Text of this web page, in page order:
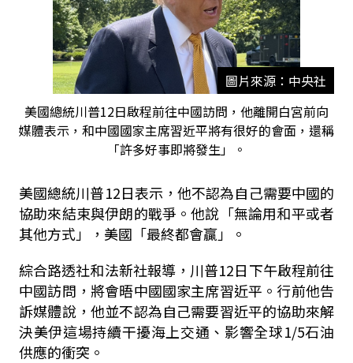
圖片來源：中央社
美國總統川普12日啟程前往中國訪問，他離開白宮前向
媒體表示，和中國國家主席習近平將有很好的會面，還稱
「許多好事即將發生」。
美國總統川普12日表示，他不認為自己需要中國的
協助來結束與伊朗的戰爭。他說「無論用和平或者
其他方式」，美國「最終都會贏」。
綜合路透社和法新社報導，川普12日下午啟程前往
中國訪問，將會晤中國國家主席習近平。行前他告
訴媒體說，他並不認為自己需要習近平的協助來解
決美伊這場持續干擾海上交通、影響全球1/5石油
供應的衝突。